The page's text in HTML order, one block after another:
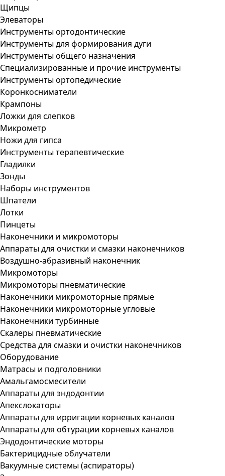
Щипцы
Элеваторы
Инструменты ортодонтические
Инструменты для формирования дуги
Инструменты общего назначения
Специализированные и прочие инструменты
Инструменты ортопедические
Коронкосниматели
Крампоны
Ложки для слепков
Микрометр
Ножи для гипса
Инструменты терапевтические
Гладилки
Зонды
Наборы инструментов
Шпатели
Лотки
Пинцеты
Наконечники и микромоторы
Аппараты для очистки и смазки наконечников
Воздушно-абразивный наконечник
Микромоторы
Микромоторы пневматические
Наконечники микромоторные прямые
Наконечники микромоторные угловые
Наконечники турбинные
Скалеры пневматические
Средства для смазки и очистки наконечников
Оборудование
Матрасы и подголовники
Амальгамосмесители
Аппараты для эндодонтии
Апекслокаторы
Аппараты для ирригации корневых каналов
Аппараты для обтурации корневых каналов
Эндодонтические моторы
Бактерицидные облучатели
Вакуумные системы (аспираторы)